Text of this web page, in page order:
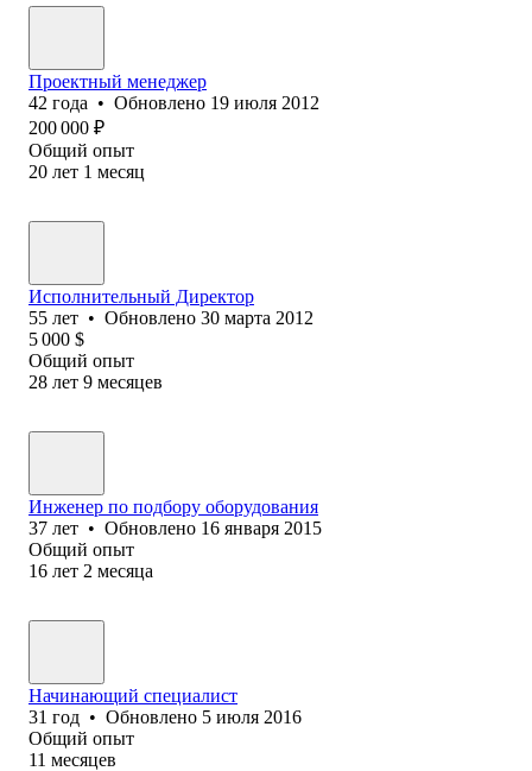
Проектный менеджер
42 года • Обновлено 19 июля 2012
200 000 ₽
Общий опыт
20 лет 1 месяц
Исполнительный Директор
55 лет • Обновлено 30 марта 2012
5 000 $
Общий опыт
28 лет 9 месяцев
Инженер по подбору оборудования
37 лет • Обновлено 16 января 2015
Общий опыт
16 лет 2 месяца
Начинающий специалист
31 год • Обновлено 5 июля 2016
Общий опыт
11 месяцев